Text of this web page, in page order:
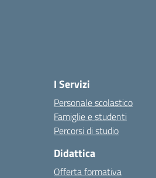
I Servizi
Personale scolastico
Famiglie e studenti
Percorsi di studio
Didattica
Offerta formativa